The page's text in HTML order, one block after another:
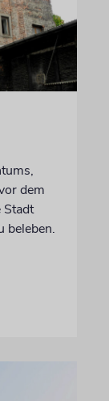
dem
Stadt
beleben.